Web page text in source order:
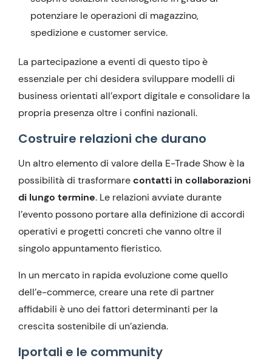
potenziare le operazioni di magazzino,
spedizione e customer service.
La partecipazione a eventi di questo tipo è
essenziale per chi desidera sviluppare modelli di
business orientati all’export digitale e consolidare la
propria presenza oltre i confini nazionali.
Costruire relazioni che durano
Un altro elemento di valore della E-Trade Show è la
possibilità di trasformarecontatti in collaborazioni
di lungo termine. Le relazioni avviate durante
l’evento possono portare alla definizione di accordi
operativi e progetti concreti che vanno oltre il
singolo appuntamento fieristico.
In un mercato in rapida evoluzione come quello
dell’e-commerce, creare una rete di partner
affidabili è uno dei fattori determinanti per la
crescita sostenibile di un’azienda.
Iportali e le community